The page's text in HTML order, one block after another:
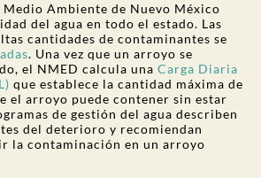
Ambiente de Nuevo México
del agua en todo el estado. Las
cantidades de contaminantes se
. Una vez que un arroyo se
el NMED calcula unaCarga Diaria
que establece la cantidad máxima de
el arroyo puede contener sin estar
de gestión del agua describen
del deterioro y recomiendan
la contaminación en un arroyo